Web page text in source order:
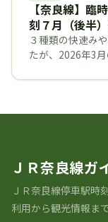
【奈良線】臨
刻７月（後半
３種類の快速み
たが、2026年3
ＪＲ奈良線ガ
ＪＲ奈良線停車駅時
利⽤から観光情報ま